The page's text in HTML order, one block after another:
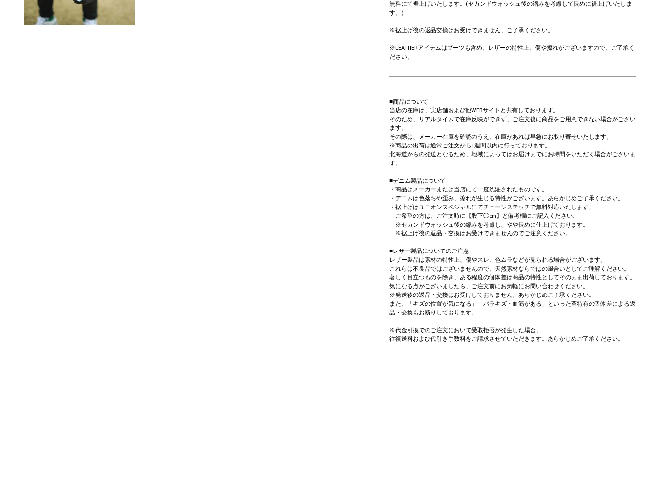
無料にて裾上げいたします。(セカンドウォッシュ後の縮みを考慮して長めに裾上げいたしま
す。)
※裾上げ後の返品交換はお受けできません、ご了承ください。
※LEATHERアイテムはブーツも含め、レザーの特性上、傷や擦れがございますので、ご了承く
ださい。
■商品について
当店の在庫は、実店舗および他WEBサイトと共有しております。
そのため、リアルタイムで在庫反映ができず、ご注文後に商品をご用意できない場合がござい
ます。
その際は、メーカー在庫を確認のうえ、在庫があれば早急にお取り寄せいたします。
※商品の出荷は通常ご注文から1週間以内に行っております。
北海道からの発送となるため、地域によってはお届けまでにお時間をいただく場合がございま
す。
■デニム製品について
・商品はメーカーまたは当店にて一度洗濯されたものです。
・デニムは色落ちや歪み、擦れが生じる特性がございます。あらかじめご了承ください。
・裾上げはユニオンスペシャルにてチェーンステッチで無料対応いたします。
ご希望の方は、ご注文時に【股下◯cm】と備考欄にご記入ください。
※セカンドウォッシュ後の縮みを考慮し、やや長めに仕上げております。
※裾上げ後の返品・交換はお受けできませんのでご注意ください。
■レザー製品についてのご注意
レザー製品は素材の特性上、傷やスレ、色ムラなどが見られる場合がございます。
これらは不良品ではございませんので、天然素材ならではの風合いとしてご理解ください。
著しく目立つものを除き、ある程度の個体差は商品の特性としてそのまま出荷しております。
気になる点がございましたら、ご注文前にお気軽にお問い合わせください。
※発送後の返品・交換はお受けしておりません。あらかじめご了承ください。
また、「キズの位置が気になる」「バラキズ・血筋がある」といった革特有の個体差による返
品・交換もお断りしております。
※代金引換でのご注文において受取拒否が発生した場合、
往復送料および代引き手数料をご請求させていただきます。あらかじめご了承ください。